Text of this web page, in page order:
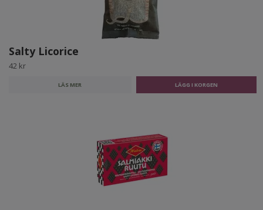
Salty Licorice
42 kr
LÄS MER